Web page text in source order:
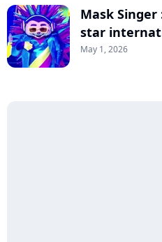
Mask
star
May 1, 2026